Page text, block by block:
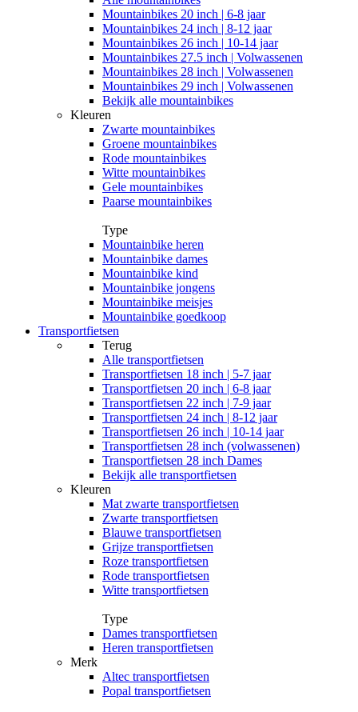
Mountainbikes 20 inch | 6-8 jaar
Mountainbikes 24 inch | 8-12 jaar
Mountainbikes 26 inch | 10-14 jaar
Mountainbikes 27.5 inch | Volwassenen
Mountainbikes 28 inch | Volwassenen
Mountainbikes 29 inch | Volwassenen
Bekijk alle mountainbikes
Kleuren
Zwarte mountainbikes
Groene mountainbikes
Rode mountainbikes
Witte mountainbikes
Gele mountainbikes
Paarse mountainbikes
Type
Mountainbike heren
Mountainbike dames
Mountainbike kind
Mountainbike jongens
Mountainbike meisjes
Mountainbike goedkoop
Transportfietsen
Terug
Alle transportfietsen
Transportfietsen 18 inch | 5-7 jaar
Transportfietsen 20 inch | 6-8 jaar
Transportfietsen 22 inch | 7-9 jaar
Transportfietsen 24 inch | 8-12 jaar
Transportfietsen 26 inch | 10-14 jaar
Transportfietsen 28 inch (volwassenen)
Transportfietsen 28 inch Dames
Bekijk alle transportfietsen
Kleuren
Mat zwarte transportfietsen
Zwarte transportfietsen
Blauwe transportfietsen
Grijze transportfietsen
Roze transportfietsen
Rode transportfietsen
Witte transportfietsen
Type
Dames transportfietsen
Heren transportfietsen
Merk
Altec transportfietsen
Popal transportfietsen